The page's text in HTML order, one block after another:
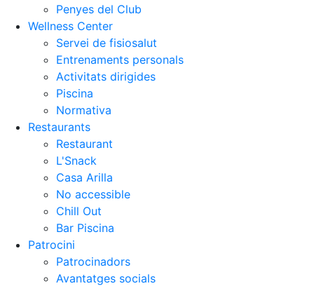
Penyes del Club
Wellness Center
Servei de fisiosalut
Entrenaments personals
Activitats dirigides
Piscina
Normativa
Restaurants
Restaurant
L'Snack
Casa Arilla
No accessible
Chill Out
Bar Piscina
Patrocini
Patrocinadors
Avantatges socials